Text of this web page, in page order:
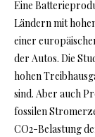
Eine
Ländern mit
einer
der Autos. Die
hohen
sind. Aber auch
fossilen
CO2-Belastung